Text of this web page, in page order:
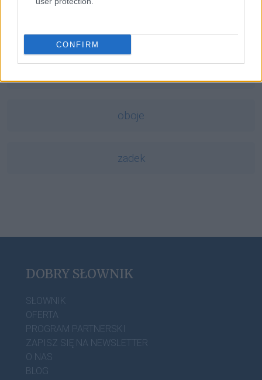
CONFIRM
oboje
zadek
DOBRY SŁOWNIK
SŁOWNIK
OFERTA
PROGRAM PARTNERSKI
ZAPISZ SIĘ NA NEWSLETTER
O NAS
BLOG